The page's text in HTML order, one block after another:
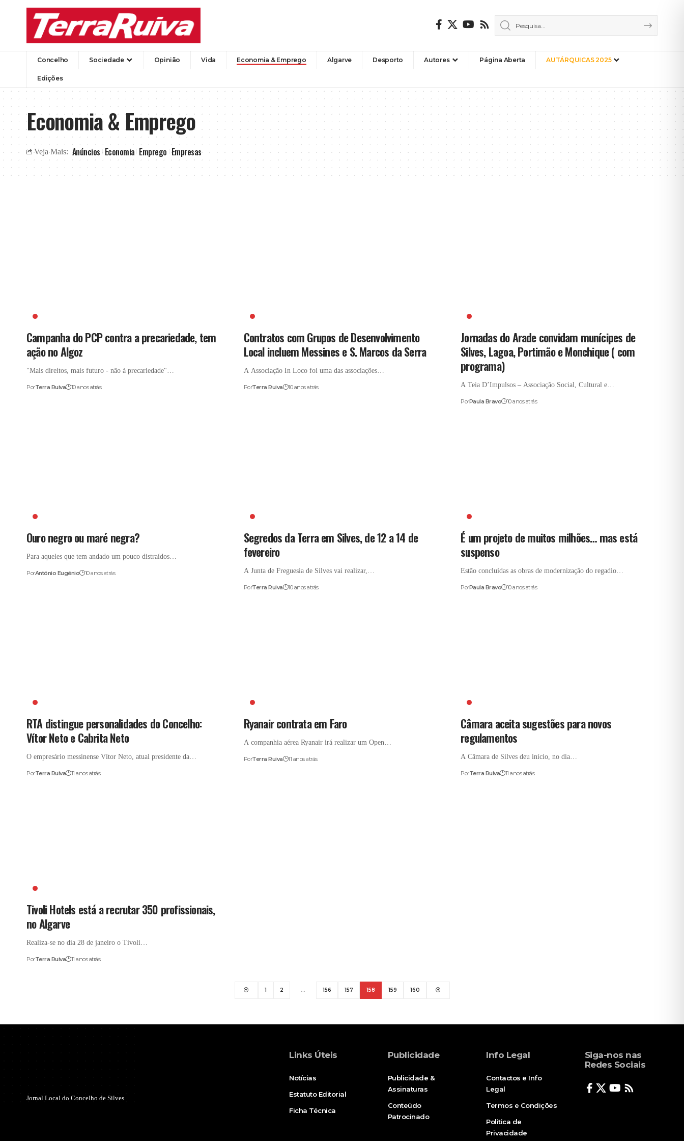
Concelho Sociedade Opinião Vida Economia & Emprego Algarve Desporto Autores Página Aberta AUTÁRQUICAS 2025
Edições
Economia & Emprego
Veja Mais: Anúncios Economia Emprego Empresas
Campanha do PCP contra a precariedade, tem
ação no Algoz
"Mais direitos, mais futuro - não à precariedade"…
PorTerra Ruiva 10 anos atrás
Contratos com Grupos de Desenvolvimento
Local incluem Messines e S. Marcos da Serra
A Associação In Loco foi uma das associações…
PorTerra Ruiva 10 anos atrás
Jornadas do Arade convidam munícipes de
Silves, Lagoa, Portimão e Monchique ( com
programa)
A Teia D’Impulsos – Associação Social, Cultural e…
PorPaula Bravo 10 anos atrás
Ouro negro ou maré negra?
Para aqueles que tem andado um pouco distraídos…
PorAntónio Eugénio 10 anos atrás
Segredos da Terra em Silves, de 12 a 14 de
fevereiro
A Junta de Freguesia de Silves vai realizar,…
PorTerra Ruiva 10 anos atrás
É um projeto de muitos milhões… mas está
suspenso
Estão concluídas as obras de modernização do regadio…
PorPaula Bravo 10 anos atrás
RTA distingue personalidades do Concelho:
Vítor Neto e Cabrita Neto
O empresário messinense Vítor Neto, atual presidente da…
PorTerra Ruiva 11 anos atrás
Ryanair contrata em Faro
A companhia aérea Ryanair irá realizar um Open…
PorTerra Ruiva 11 anos atrás
Câmara aceita sugestões para novos
regulamentos
A Câmara de Silves deu início, no dia…
PorTerra Ruiva 11 anos atrás
Tivoli Hotels está a recrutar 350 profissionais,
no Algarve
Realiza-se no dia 28 de janeiro o Tivoli…
PorTerra Ruiva 11 anos atrás
1 2 … 156 157 158 159 160
Jornal Local do Concelho de Silves.
Links Úteis
Notícias
Estatuto Editorial
Ficha Técnica
Publicidade
Publicidade &
Assinaturas
Conteúdo
Patrocinado
Info Legal
Contactos e Info
Legal
Termos e Condições
Politica de
Privacidade
Siga-nos nas
Redes Sociais